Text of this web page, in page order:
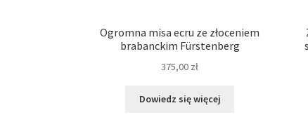
Ogromna misa ecru ze złoceniem
brabanckim Fürstenberg
375,00 zł
Dowiedz się więcej